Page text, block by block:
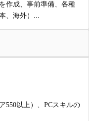
作成、事前準備、各種
、海外）...
550以上）、PCスキルの